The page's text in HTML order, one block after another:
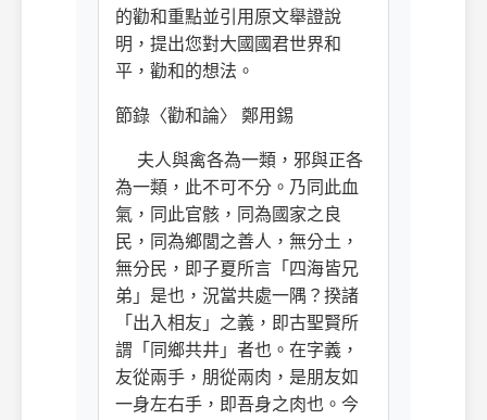
的勸和重點並引用原文舉證說
明，提出您對大國國君世界和
平，勸和的想法。
節錄〈勸和論〉 鄭用錫
夫人與禽各為一類，邪與正各
為一類，此不可不分。乃同此血
氣，同此官骸，同為國家之良
民，同為鄉閭之善人，無分土，
無分民，即子夏所言「四海皆兄
弟」是也，況當共處一隅？揆諸
「出入相友」之義，即古聖賢所
謂「同鄉共井」者也。在字義，
友從兩手，朋從兩肉，是朋友如
一身左右手，即吾身之肉也。今